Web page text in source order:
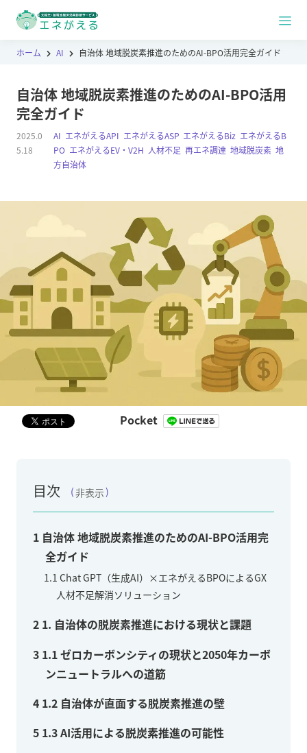
ホーム AI 自治体 地域脱炭素推進のためのAI-BPO活用完全ガイド
自治体 地域脱炭素推進のためのAI-BPO活用
完全ガイド
AI エネがえるAPI エネがえるASP エネがえるBiz エネがえるB
PO エネがえるEV・V2H 人材不足 ,再エネ調達 ,地域脱炭素 ,地
方自治体
2025.0
5.18
Pocket
目次 非表示
1 自治体 地域脱炭素推進のためのAI-BPO活用完
全ガイド
1.1 Chat GPT（生成AI）×エネがえるBPOによるGX
人材不足解消ソリューション
2 1. 自治体の脱炭素推進における現状と課題
3 1.1 ゼロカーボンシティの現状と2050年カーボ
ンニュートラルへの道筋
4 1.2 自治体が直面する脱炭素推進の壁
5 1.3 AI活用による脱炭素推進の可能性